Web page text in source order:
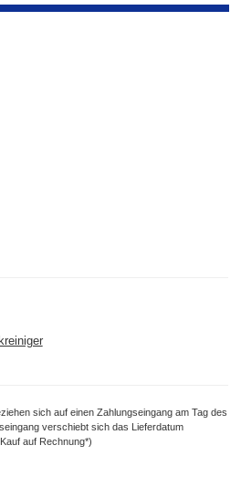
sich auf einen Zahlungseingang am Tag des
verschiebt sich das Lieferdatum
auf Rechnung*)